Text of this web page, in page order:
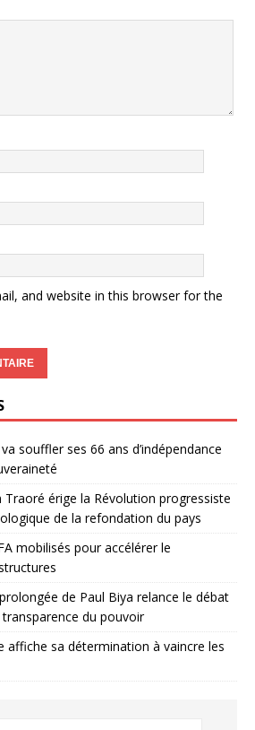
and website in this browser for the
souffler ses 66 ans d’indépendance
Traoré érige la Révolution progressiste
de la refondation du pays
mobilisés pour accélérer le
de Paul Biya relance le débat
du pouvoir
affiche sa détermination à vaincre les